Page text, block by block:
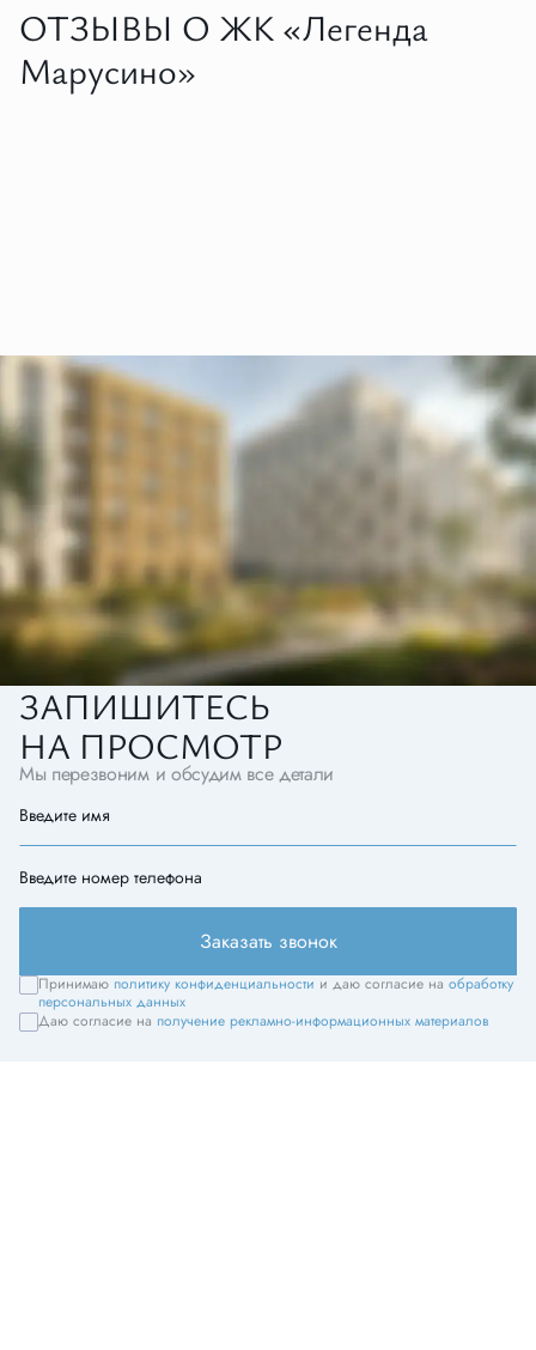
ОТЗЫВЫ О ЖК «Легенда
Марусино»
ЗАПИШИТЕСЬ
НА ПРОСМОТР
Мы перезвоним и обсудим все детали
Введите имя
Введите номер телефона
Заказать звонок
Принимаю политику конфиденциальности и даю согласие на обработку
персональных данных
Даю согласие на получение рекламно-информационных материалов